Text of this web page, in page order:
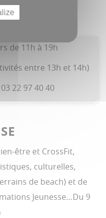
de 11h à 19h
entre 13h et 14h)
22 97 40 40
être et CrossFit,
culturelles,
de beach) et de
Jeunesse…Du 9